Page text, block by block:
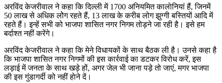
अरविंद केजरीवाल ने कहा कि दिल्ली में 1700 अनियमित कालाेनियां हैं, जिनमें
50 लाख से अधिक लोेग रहते हैं, 13 लाख के करीब लोग झुग्गी बस्तियों आदि में
रहते हैं। इन्हें सभी को भाजपा शासित नगर निगम तोड़ने जा रही है। इसे हम
बर्दाश्त नहीं करेंगे।
अरविंद केजरीवाल ने कहा कि मेने विधायकों के साथ बैठक ली है। उनसे कहा है
कि भाजपा शासित नगर निगमों की इस कार्रवाई का डटकर विरोध करें, इस
लड़ाई में जनता के साथ खड़े हों, अगर जेल भी जाना पड़े तो जाएं, मगर भाजपा
की इस गुंडागर्दी को नहीं हाेने दें।